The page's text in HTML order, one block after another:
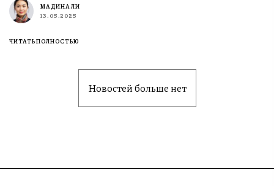
МАДИНА ЛИ
13.05.2025
ЧИТАТЬ ПОЛНОСТЬЮ
Новостей больше нет